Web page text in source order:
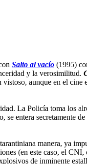
Salto al vacío (1995)
y la verosimilitud.
aunque en el
La Policía toma los
entera secretamente
manera, ya
(en este caso, el
de inminente